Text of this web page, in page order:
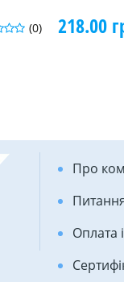
(0) 218.00
Про
Оплата